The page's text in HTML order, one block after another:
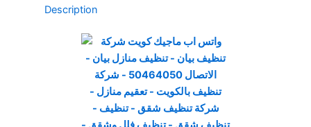
Description